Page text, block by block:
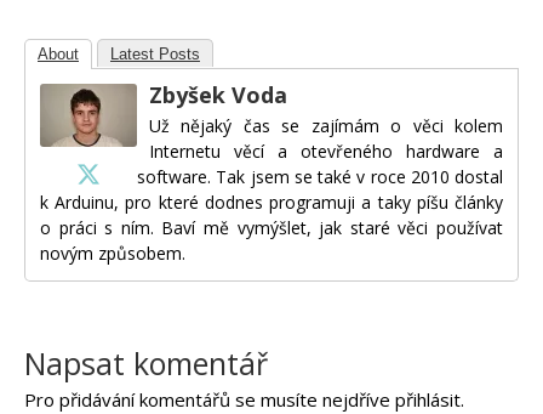
About Latest Posts
Zbyšek Voda
Už nějaký čas se zajímám o věci kolem
Internetu věcí a otevřeného hardware a
software. Tak jsem se také v roce 2010 dostal
k Arduinu, pro které dodnes programuji a taky píšu články
o práci s ním. Baví mě vymýšlet, jak staré věci používat
novým způsobem.
Napsat komentář
Pro přidávání komentářů se musíte nejdříve přihlásit.